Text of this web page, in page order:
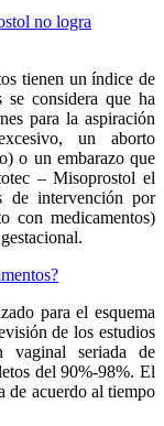
no logra
tienen un índice de
se considera que ha
para la aspiración
un aborto
o un embarazo que
– Misoprostol el
intervención por
con medicamentos)
para el esquema
de los estudios
vaginal seriada de
del 90%-98%. El
de acuerdo al tiempo